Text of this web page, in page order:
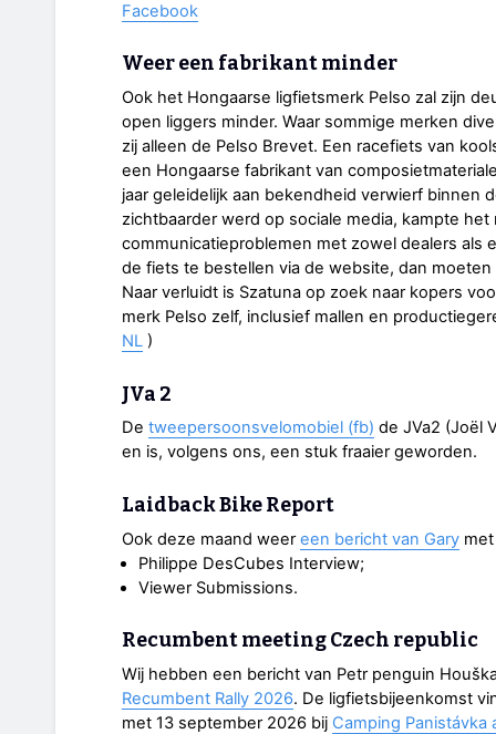
Facebook
Weer een fabrikant minder
Ook het Hongaarse ligfietsmerk Pelso zal zijn
open liggers minder. Waar sommige merken
zij alleen de Pelso Brevet. Een racefiets van
een Hongaarse fabrikant van
jaar geleidelijk aan bekendheid verwierf binnen
zichtbaarder werd op sociale media, kampte
communicatieproblemen met zowel dealers als
de fiets te bestellen via de website, dan
Naar verluidt is Szatuna op zoek naar kopers
merk Pelso zelf, inclusief mallen en
NL )
JVa 2
De tweepersoonsvelomobiel (fb) de JVa2 (Joël
en is, volgens ons, een stuk fraaier geworden.
Laidback Bike Report
Ook deze maand weereen bericht van Gary
Philippe DesCubes Interview;
Viewer Submissions.
Recumbent meeting Czech republic
Wij hebben een bericht van Petr penguin
Recumbent Rally 2026. De ligfietsbijeenkomst
met 13 september 2026 bij Camping Panistávka